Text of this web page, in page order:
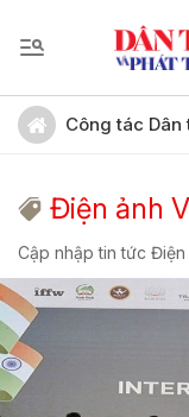
Công tác Dân
Điện ảnh
Cập nhập tin tức Điện